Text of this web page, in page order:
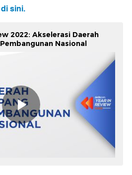
di sini.
2022: Akselerasi Daerah
Nasional